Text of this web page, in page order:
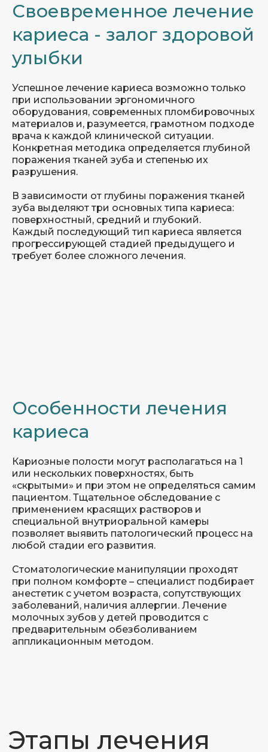
Своевременное лечение
кариеса - залог здоровой
улыбки
Успешное лечение кариеса возможно только
при использовании эргономичного
оборудования, современных пломбировочных
материалов и, разумеется, грамотном подходе
врача к каждой клинической ситуации.
Конкретная методика определяется глубиной
поражения тканей зуба и степенью их
разрушения.
В зависимости от глубины поражения тканей
зуба выделяют три основных типа кариеса:
поверхностный, средний и глубокий.
Каждый последующий тип кариеса является
прогрессирующей стадией предыдущего и
требует более сложного лечения.
Особенности лечения
кариеса
Кариозные полости могут располагаться на 1
или нескольких поверхностях, быть
«скрытыми» и при этом не определяться самим
пациентом. Тщательное обследование с
применением красящих растворов и
специальной внутриоральной камеры
позволяет выявить патологический процесс на
любой стадии его развития.
Стоматологические манипуляции проходят
при полном комфорте – специалист подбирает
анестетик с учетом возраста, сопутствующих
заболеваний, наличия аллергии. Лечение
молочных зубов у детей проводится с
предварительным обезболиванием
аппликационным методом.
Лечение кариеса проходит
Анестезия современными
препаратами;
Подготовка полости с удалением
измененных тканей;
Наложение лечебной и изолирующей
прокладки по показаниям;
Пломбирование полости материалом,
подходящим по цвету к зубу;
Проверка окклюзии, финишная